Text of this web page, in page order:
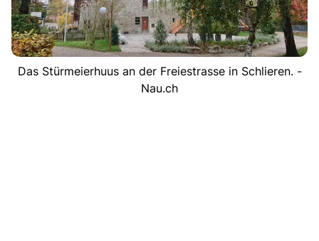
Das Stürmeierhuus an der Freiestrasse in Schlieren. -
Nau.ch